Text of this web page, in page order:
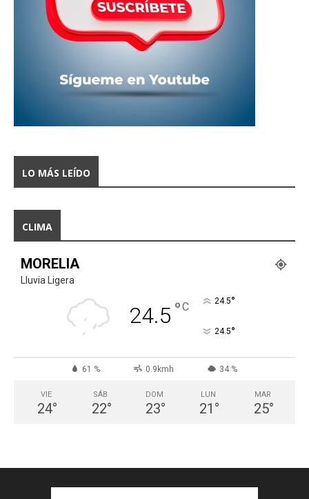
LO MÁS LEÍDO
CLIMA
MORELIA
Lluvia Ligera
24.5 °C 24.5°
24.5°
61 % 0.9kmh 34 %
VIE
24°
SÁB
22°
DOM
23°
LUN
21 °
MAR
25°